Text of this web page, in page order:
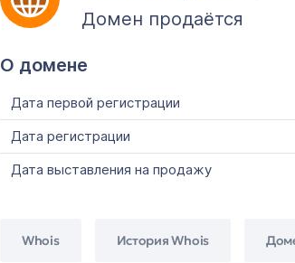
Домен продаётся
О домене
Дата первой регистрации
Дата регистрации
Дата выставления на продажу
Whois История Whois